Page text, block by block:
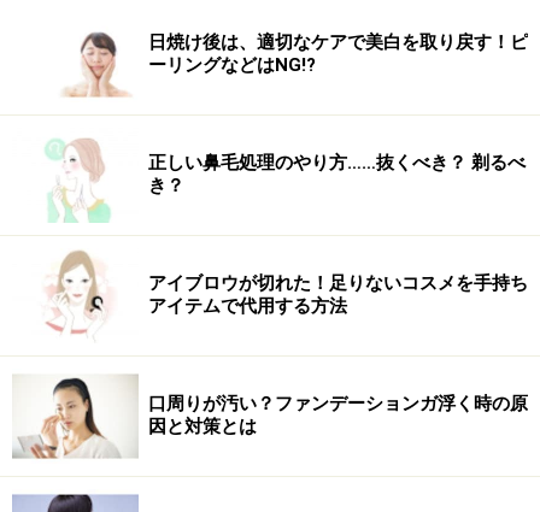
日焼け後は、適切なケアで美白を取り戻す！ピ
ーリングなどはNG!?
正しい鼻毛処理のやり方……抜くべき？ 剃るべ
き？
アイブロウが切れた！足りないコスメを手持ち
アイテムで代用する方法
口周りが汚い？ファンデーションガ浮く時の原
因と対策とは